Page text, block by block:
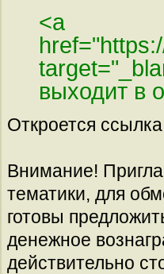
<a
выходит в
Откроется
Внимание!
тематики, для
готовы
денежное
действительно